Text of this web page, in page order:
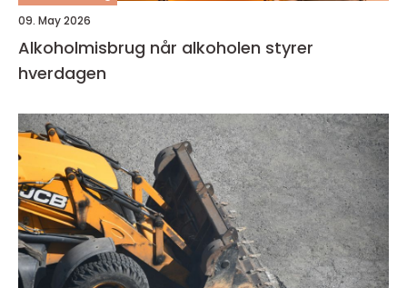
09. May 2026
Alkoholmisbrug når alkoholen styrer
hverdagen